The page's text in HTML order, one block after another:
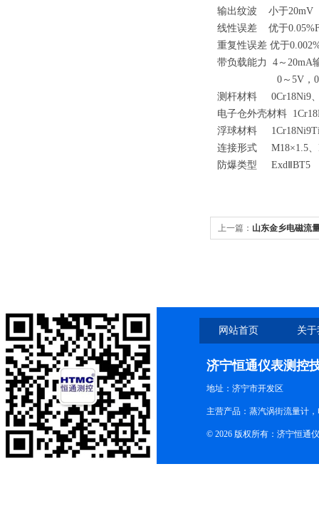
输出纹波 小于20mV
线性误差 优于
重复性误差 优于
带负载能力 4～20mA
0～5V，0～10V
测杆材料 0Cr18Ni9
电子仓外壳材料
浮球材料 1Cr18Ni9Ti
连接形式 M18×1.5、
防爆类型 ExdⅡBT5
上一篇： 山东金乡电磁流
网站首页 关
济宁恒通仪表测控
地址：济宁市开发区
主营产品：蒸汽涡街流量计
© 2026 版权所有：济宁恒通